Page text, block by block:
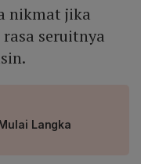
nikmat jika
seruitnya
Langka